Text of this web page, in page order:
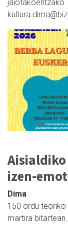
izen-
Dima
150 ordu
martira